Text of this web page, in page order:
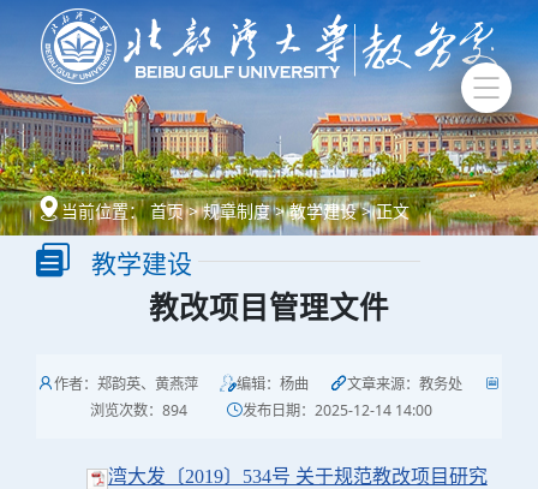
当前位置： 首页 >规章制度 >教学建设 >正文
教学建设
教改项目管理文件
作者：郑韵英、黄燕萍 编辑：杨曲
文章来源：教务处
浏览次数： 894 发布日期：2025-12-14 14:00
湾大发〔2019〕534号 关于规范教改项目研究